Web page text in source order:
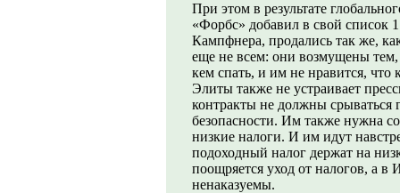
При этом в результате
«Форбс» добавил в свой
Кампфнера, продались так же,
еще не всем: они возмущены тем,
кем спать, и им не нравится, что
Элиты также не устраивает
контракты не должны
безопасности. Им также нужна
низкие налоги. И им идут
подоходный налог держат на
поощряется уход от налогов, а в
ненаказуемы.